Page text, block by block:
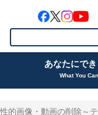
あなたにで
What You
的画像・動画の削除～